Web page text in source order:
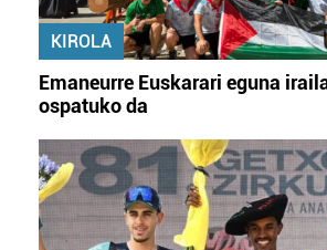
KIROLA
Emaneurre Euskarari eguna
ospatuko da